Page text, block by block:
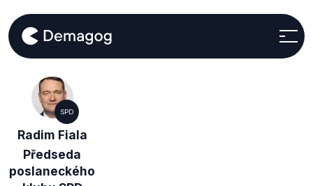
SPD
Radim Fiala
Předseda
poslaneckého